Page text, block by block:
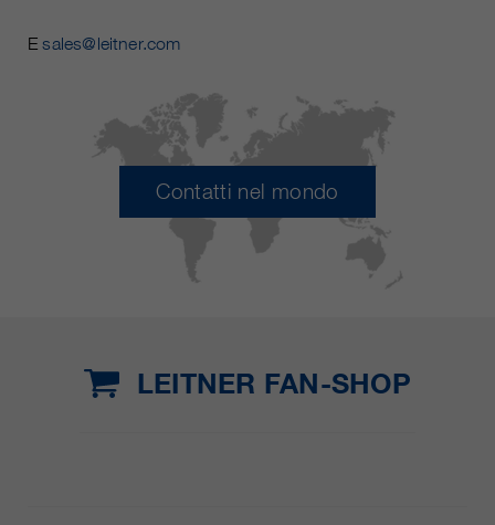
Esales@leitner.com
Contatti nel mondo
LEITNER FAN-SHOP